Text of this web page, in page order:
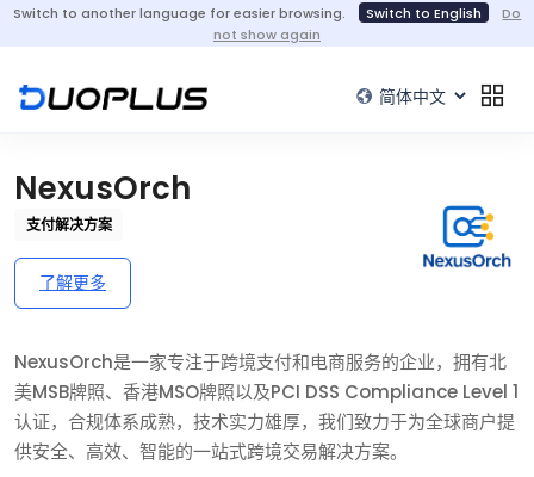
Switch to another language for easier browsing. Switch to English
Do
not show again
NexusOrch
支付解决方案
了解更多
NexusOrch是一家专注于跨境支付和电商服务的企业，拥有北
美MSB牌照、香港MSO牌照以及PCI DSS Compliance Level 1
认证，合规体系成熟，技术实力雄厚，我们致力于为全球商户提
供安全、高效、智能的一站式跨境交易解决方案。